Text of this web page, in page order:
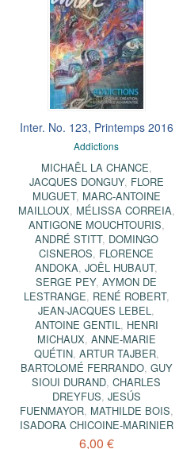
Inter. No. 123, Printemps 2016
Addictions
MICHAËL LA CHANCE,
JACQUES DONGUY, FLORE
MUGUET, MARC-ANTOINE
MAILLOUX, MÉLISSA CORREIA,
ANTIGONE MOUCHTOURIS,
ANDRÉ STITT, DOMINGO
CISNEROS, FLORENCE
ANDOKA,JOËL HUBAUT,
SERGE PEY,AYMON DE
LESTRANGE, RENÉ ROBERT,
JEAN-JACQUES LEBEL,
ANTOINE GENTIL, HENRI
MICHAUX, ANNE-MARIE
QUÉTIN, ARTUR TAJBER,
BARTOLOMÉ FERRANDO, GUY
SIOUI DURAND,CHARLES
DREYFUS, JESÚS
FUENMAYOR, MATHILDE BOIS,
ISADORA CHICOINE-MARINIER
6,00 €